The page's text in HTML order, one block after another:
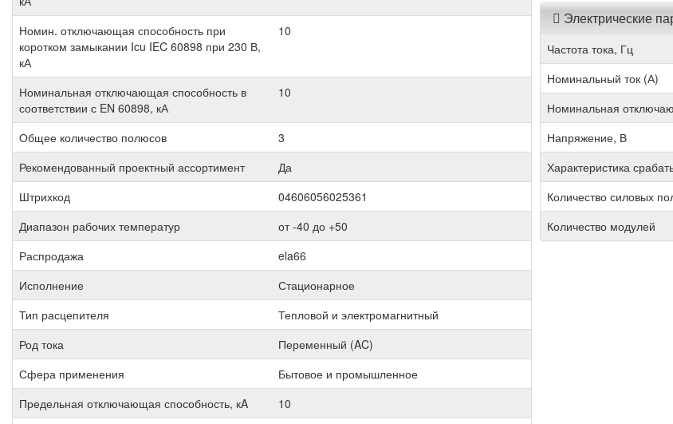
Номин. отключающая способность при
коротком замыкании Icu IEC 60898 при 230 В,
кА
10
Номинальная отключающая способность в
соответствии с EN 60898, кА
10
Общее количество полюсов
3
Рекомендованный проектный ассортимент
Да
Штрихкод
04606056025361
Диапазон рабочих температур
от -40 до +50
Распродажа
ela66
Исполнение
Стационарное
Тип расцепителя
Тепловой и электромагнитный
Род тока
Переменный (AC)
Сфера применения
Бытовое и промышленное
Предельная отключающая способность, кA
10
Электрические
Частота тока, Гц
Номинальный ток (А)
Номинальная
Напряжение, В
Характеристика
Количество силовых
Количество модулей